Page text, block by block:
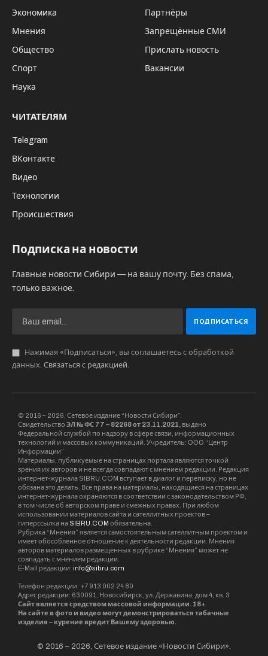
Экономика
Мнения
Общество
Спорт
Наука
Партнёры
Запрещённые СМИ
Прислать новость
Вакансии
ЧИТАТЕЛЯМ
Telegram
ВКонтакте
Видео
Технологии
Происшествия
Подписка на новости
Главные новости Сибири — на вашу почту. Без спама,
только важное.
Нажимая «Подписаться», вы соглашаетесь с обработкой
данных. Связаться с редакцией.
© 2016 – 2026, Сетевое издание “Новости Сибири”.
Свидетельство ЭЛ № ФС 77 – 82268 от 23.11.2021, выдано
Федеральной службой по надзору в сфере связи, информационных
технологий и массовых коммуникаций. Учредитель: ООО “Центр
Информации”
Материалы, публикуемые на страницах портала являются точкой
зрения их авторов и не всегда совпадают с мнением редакции. Редакция
интернет-журнала SIBRU.COM вступает в диалог и переписку, но не
обязана это делать. Все права на материалы, находящиеся на страницах
интернет-журнала охраняются в соответствии с законодательством РФ,
в том числе об авторском праве и смежных правах. При любом
использовании материалов сайта и сателлитных проектов –
гиперссылка на SIBRU.COM обязательна.
Рубрика “Мнения” является самостоятельным сателлитным проектом и
имеет обособленное отношение к деятельности редакции. Мнения
авторов материалов размещенных в рубрике “Мнения” может не
совпадать с мнением редакции.
E-Mail редакции: info@sibru.com
Телефон редакции: +7 913 002 24 80
Адрес редакции: 630091, Новосибирск, ул. Державина, дом 4, кв. 3
Сайт является средством массовой информации. 18+.
На сайте в фото и видео могут демонстрироваться табачные
изделия – курение вредит Вашему здоровью.
© 2016 – 2026, Сетевое издание «Новости Сибири».